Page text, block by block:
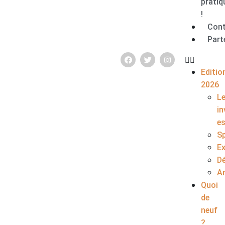
!
2026
Quoi
de
neuf
?